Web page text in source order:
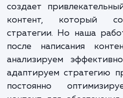
вашего бизнеса,
ключевых
понять, что важно для
можем
видимости вашего
Мы разрабатываем